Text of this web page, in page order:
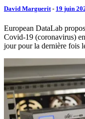
David Marguerit- 19 juin
European DataLab
Covid-19 (coronavirus)
jour pour la dernière